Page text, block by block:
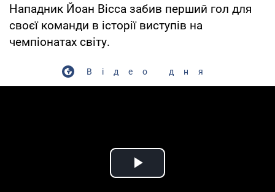
Нападник Йоан Вісса забив перший гол для
своєї команди в історії виступів на
чемпіонатах світу.
Відео дня
Play Video